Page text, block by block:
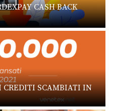
CASH BACK
SCAMBIATI IN